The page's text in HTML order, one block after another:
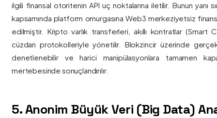
ilgili finansal otoritenin API uç noktalarına iletilir. Bunun yanı
kapsamında platform omurgasına Web3 merkeziyetsiz
edilmiştir. Kripto varlık transferleri, akıllı kontratlar (Smart
cüzdan protokolleriyle yönetilir. Blokzincir üzerinde
denetlenebilir ve harici manipülasyonlara tamamen
mertebesinde sonuçlandırılır.
5. Anonim Büyük Veri (Big Data)